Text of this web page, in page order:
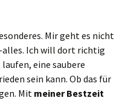
Mir geht es nicht
Ich will dort richtig
eine saubere
sein kann. Ob das für
Mit meiner Bestzeit